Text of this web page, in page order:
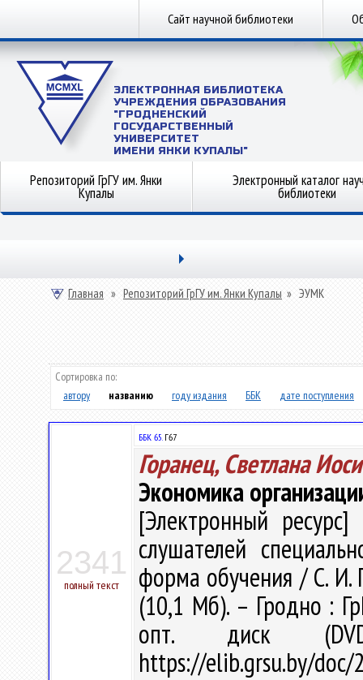
Сайт научной библиотеки
ЭЛЕКТРОННАЯ БИБЛИОТЕКА
УЧРЕЖДЕНИЯ ОБРАЗОВАНИЯ
"ГРОДНЕНСКИЙ
ГОСУДАРСТВЕННЫЙ
УНИВЕРСИТЕТ
ИМЕНИ ЯНКИ КУПАЛЫ"
Репозиторий ГрГУ им. Янки
Купалы
Электронный каталог
библиотеки
Главная » Репозиторий ГрГУ им. Янки Купалы » ЭУМК
Сортировка по:
автору
названию году издания ББК дате поступления
2341
полный текст
ББК 65.Г67
Горанец, Светлана
Экономика
[Электронный
слушателей
форма обучения / С. И.
(10,1 Мб). – Гродно :
опт. диск
https://elib.grsu.by/